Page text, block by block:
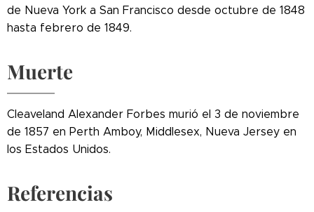
de Nueva York a San Francisco desde octubre de 1848
hasta febrero de 1849.
Muerte
Cleaveland Alexander Forbes murió el 3 de noviembre
de 1857 en Perth Amboy, Middlesex, Nueva Jersey en
los Estados Unidos.
Referencias